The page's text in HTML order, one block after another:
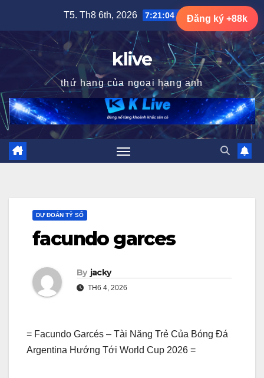
content
T5. Th8 6th, 2026 7:21:05 AM
klive
thứ hạng của ngoại hạng anh
DỰ ĐOÁN TỶ SỐ
facundo garces
By jacky
TH6 4, 2026
= Facundo Garcés – Tài Năng Trẻ Của Bóng Đá
Argentina Hướng Tới World Cup 2026 =
Đăng ký +88k